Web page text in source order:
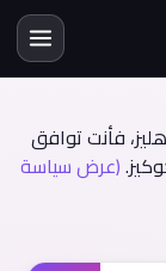
فأنت توافق
(عرض سياسة